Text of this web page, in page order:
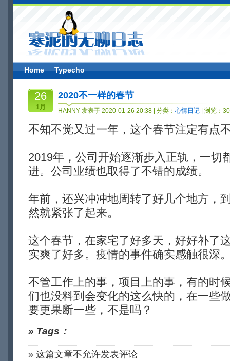
Home Typecho
26
1月
2020不一样的春节
HANNY 发表于 2020-01-26 20:38 | 分类： 心情日记 | 浏览：
不知不觉又过一年，这个春节注定有点
2019年，公司开始逐渐步入正轨，一切
进。公司业绩也取得了不错的成绩。
年前，还兴冲冲地周转了好几个地方，
然就紧张了起来。
这个春节，在家宅了好多天，好好补了
实爽了好多。疫情的事件确实感触很深
不管工作上的事，项目上的事，有的时
们也没料到会变化的这么快的，在一些
要更果断一些，不是吗？
» Tags：
» 这篇文章不允许发表评论